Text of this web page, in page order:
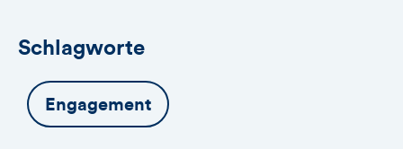
Schlagworte
Engagement